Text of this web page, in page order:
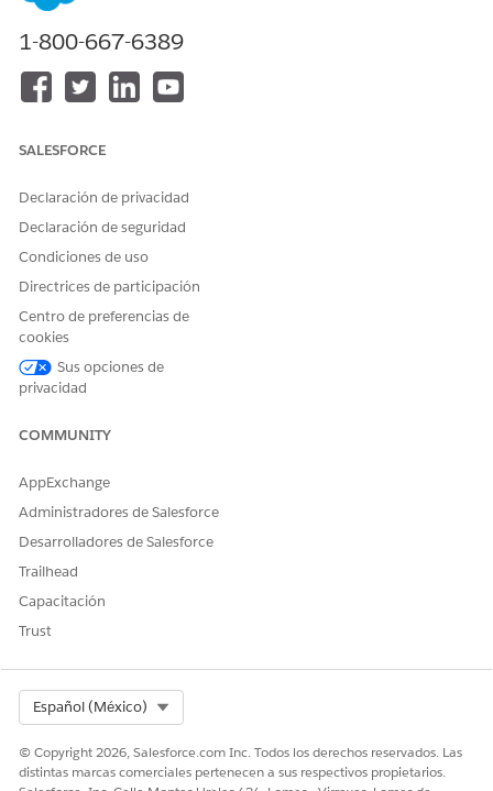
DeveloperEdition con Foundation Edition o Agentforce 1
NOTAEn raras ocasiones, esta función podría no funcionar
como se espera. Por ejemplo, no podemos distinguir entre
llamantes si varios individuos comparten el mismo número
de teléfono y realizan llamadas entrantes de forma
simultánea.
Desde Configuración, en el cuadro Búsqueda rápida,
ingreseAgentforce Voice
Agentforce Voice Setup
de Agentforce Voice, active
CONSULTE TAMBIÉN:
1-800-667-6389
SALESFORCE
Declaración de privacidad
Declaración de seguridad
Condiciones de uso
Directrices de participación
Centro de preferencias de
cookies
Sus opciones de
privacidad
COMMUNITY
AppExchange
Administradores de Salesforce
Desarrolladores de Salesforce
Trailhead
Capacitación
Trust
Español (México)
© Copyright 2026, Salesforce.com Inc. Todos los derechos reservados. Las
distintas marcas comerciales pertenecen a sus respectivos propietarios.